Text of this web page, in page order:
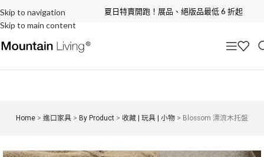
Skip to navigation
Skip to main content
夏日特賣開跑！展品、絕版品最低 6 折起
Home> 進口家具> By Product> 收藏 | 玩具 | 小物> Blossom 漂流木托盤